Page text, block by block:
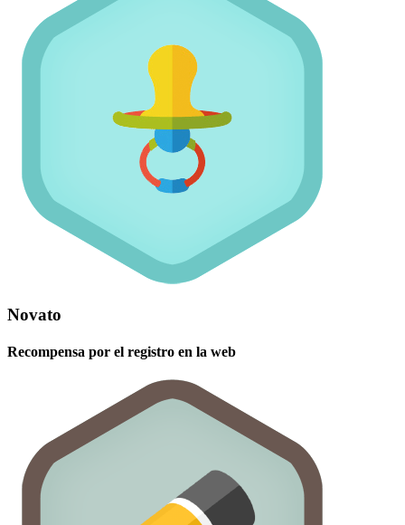
Novato
Recompensa por el registro en la web